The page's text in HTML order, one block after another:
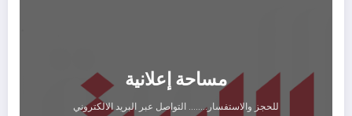
مساحة إعلانية
للحجز والاستفسار........ التواصل عبر البريد الالكتروني